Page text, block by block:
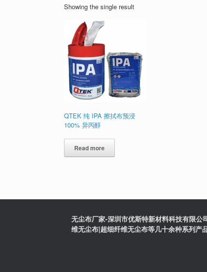
Showing the single result
QTEK 纯 IPA 擦拭布预浸
100% 异丙醇
Read more
无尘布厂家-深圳市优斯特新材料科技有限
维无尘布|超细纤维无尘布等几十余种系列